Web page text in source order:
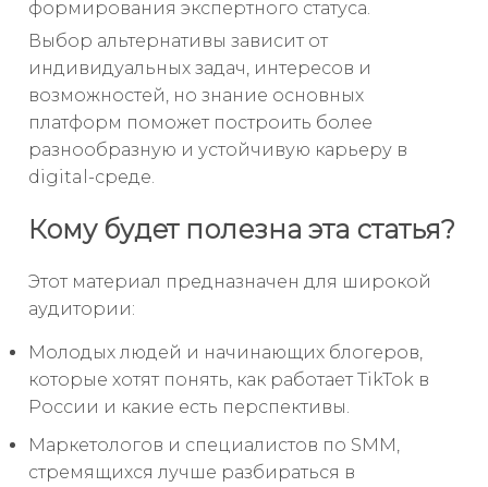
формирования экспертного статуса.
Выбор альтернативы зависит от
индивидуальных задач, интересов и
возможностей, но знание основных
платформ поможет построить более
разнообразную и устойчивую карьеру в
digital-среде.
Кому будет полезна эта статья?
Этот материал предназначен для широкой
аудитории:
Молодых людей и начинающих блогеров,
которые хотят понять, как работает TikTok в
России и какие есть перспективы.
Маркетологов и специалистов по SMM,
стремящихся лучше разбираться в